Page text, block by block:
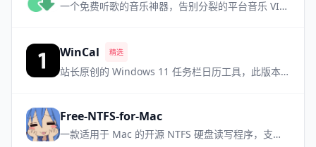
一个免费听歌的音乐神器，告别分裂的平台音乐 VIP，需要自备音源
WinCal 精选
站长原创的 Windows 11 任务栏日历工具，此版本为小众软件升级支持国旗版本
Free-NTFS-for-Mac
一款适用于 Mac 的开源 NTFS 硬盘读写程序，支持所有 Mac 机型，让NTFS设备管理更加简单方便